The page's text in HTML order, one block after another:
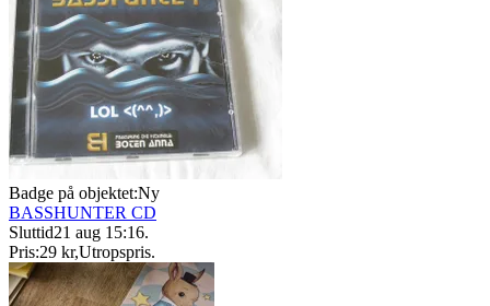
Badge på objektet:Ny
BASSHUNTER CD
Sluttid21 aug 15:16.
Pris:29 kr,Utropspris.